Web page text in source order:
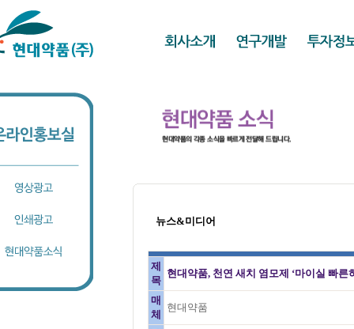
뉴스&미디어
제
목
현대약품, 천연 새치 염모제 ‘마이실 빠른
매
체
현대약품